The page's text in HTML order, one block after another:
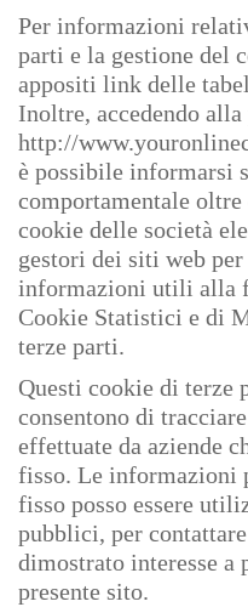
Per informazioni
parti e la gestione del
appositi link delle
Inoltre, accedendo alla
http://
è possibile informarsi
comportamentale
cookie delle società
gestori dei siti web
informazioni utili alla
Cookie Statistici e di
terze parti.
Questi cookie di terze
consentono di
effettuate da aziende
fisso. Le informazioni
fisso posso essere
pubblici, per
dimostrato interesse
presente sito.